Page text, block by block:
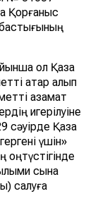
Қорғаныс
ол Қазақ
қатар алып
азамат
игерілуіне
Қазақ
үшін»
оңтүстігінде
сынақ
салуға